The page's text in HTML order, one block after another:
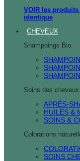
VOIR les
identique
CHEVEUX
Shampoings Bio
Soins des cheveux
APRÈS-
HUILES &
SOINS &
Colorations
SOINS